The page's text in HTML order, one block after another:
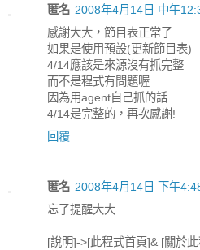
匿名 2008年4月14日 中午
感謝大大，節目表正常了
如果是使用預設(更新節目表)
4/14應該是來源沒有抓完整
而不是程式有問題喔
因為用agent自己抓的話
4/14是完整的，再次感謝!
回覆
匿名 2008年4月14日 下午
忘了提醒大大
[說明]->[此程式首頁]& [關於